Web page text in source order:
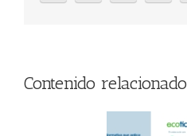
Contenido relacionado